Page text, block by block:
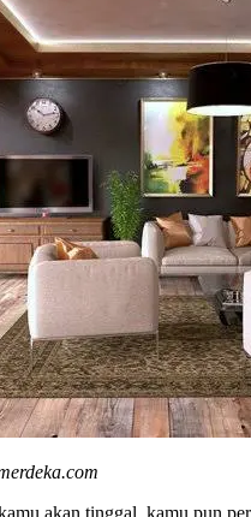
akan tinggal, kamu pun